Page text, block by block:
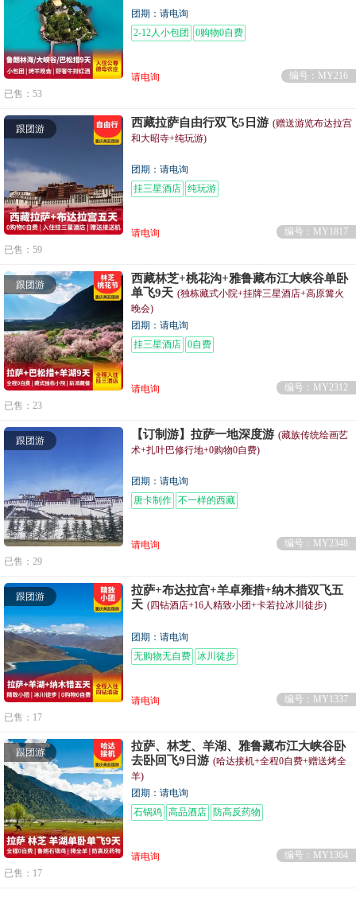
团期：请电询
2-12人小包团
0购物0自费
请电询
编号：MY216
已售：53
跟团游 西藏拉萨自由行双飞5日游 (赠送游览布达拉宫
和大昭寺+纯玩游)
团期：请电询
挂三星酒店 纯玩游
请电询
编号：MY1817
已售：59
跟团游
西藏林芝+桃花沟+雅鲁藏布江大峡谷单卧
单飞9天 (独栋藏式小院+挂牌三星酒店+高原篝火
晚会)
团期：请电询
挂三星酒店 0自费
请电询
编号：MY2312
已售：23
跟团游 【订制游】拉萨一地深度游 (藏族传统绘画艺
术+扎叶巴修行地+0购物0自费)
团期：请电询
唐卡制作 不一样的西藏
请电询
编号：MY2348
已售：29
跟团游
拉萨+布达拉宫+羊卓雍措+纳木措双飞五
天 (四钻酒店+16人精致小团+卡若拉冰川徒步)
团期：请电询
无购物无自费 冰川徒步
请电询
编号：MY1337
已售：17
跟团游
拉萨、林芝、羊湖、雅鲁藏布江大峡谷卧
去卧回飞9日游 (哈达接机+全程0自费+赠送烤全
羊)
团期：请电询
石锅鸡 高品酒店 防高反药物
请电询
编号：MY1364
已售：17